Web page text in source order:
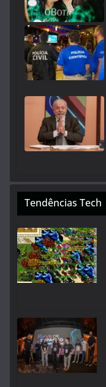
Tendências Tech